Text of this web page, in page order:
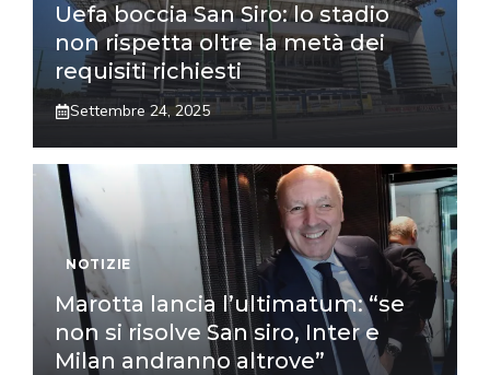
Uefa boccia San Siro: lo stadio
non rispetta oltre la metà dei
requisiti richiesti
Settembre 24, 2025
NOTIZIE
Marotta lancia l’ultimatum: “se
non si risolve San siro, Inter e
Milan andranno altrove”